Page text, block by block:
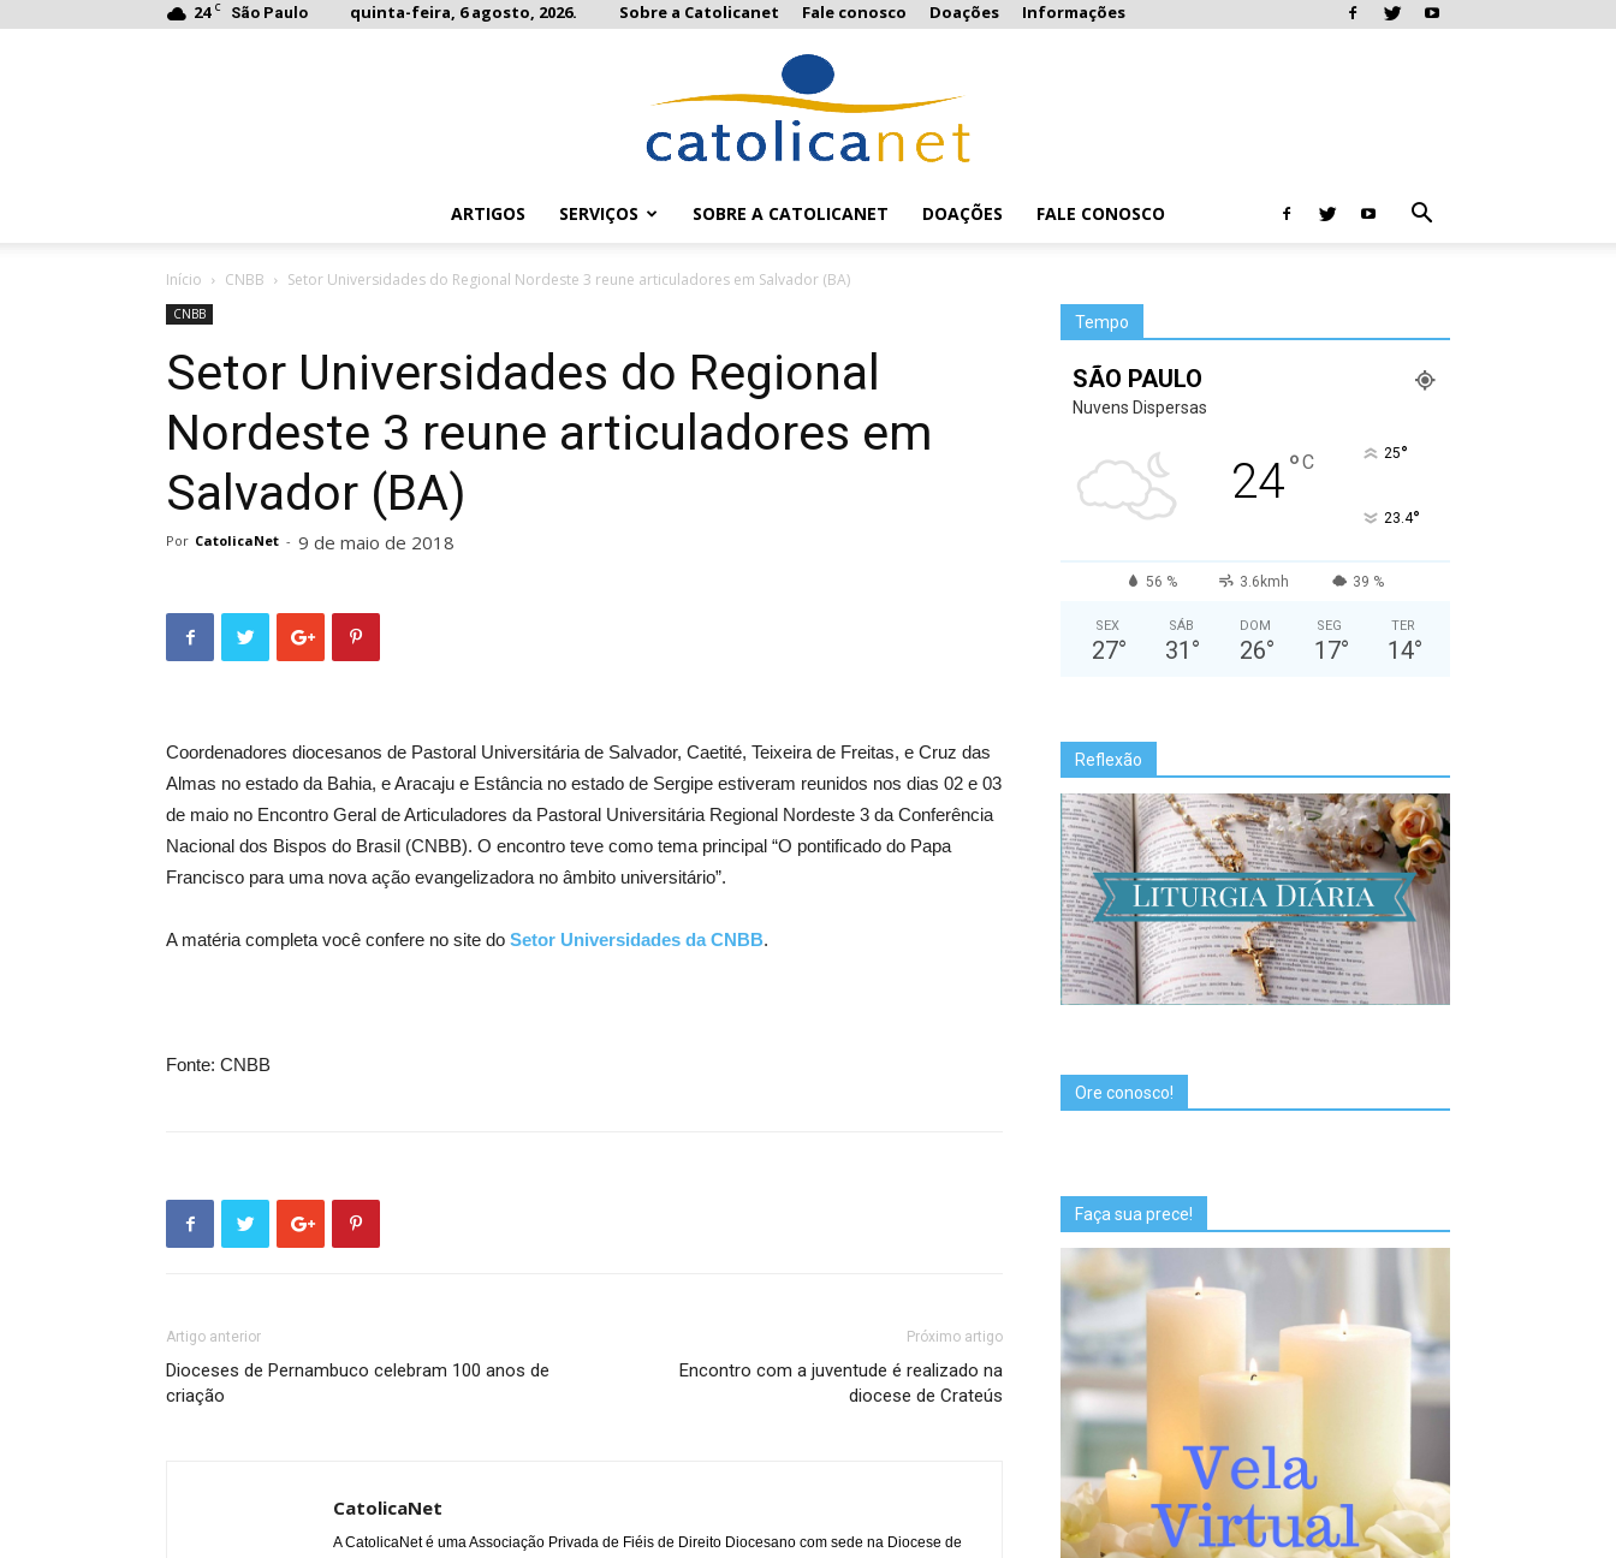
24 C São Paulo quinta-feira, 6 agosto, 2026. Sobre a Catolicanet Fale conosco Doações Informações
ARTIGOS SERVIÇOS SOBRE A CATOLICANET DOAÇÕES FALE CONOSCO
Início CNBB Setor Universidades do Regional Nordeste 3 reune articuladores em Salvador (BA)
CNBB
Setor Universidades do Regional
Nordeste 3 reune articuladores em
Salvador (BA)
Por CatolicaNet - 9 de maio de 2018
Coordenadores diocesanos de Pastoral Universitária de Salvador, Caetité, Teixeira de Freitas, e Cruz das
Almas no estado da Bahia, e Aracaju e Estância no estado de Sergipe estiveram reunidos nos dias 02 e 03
de maio no Encontro Geral de Articuladores da Pastoral Universitária Regional Nordeste 3 da Conferência
Nacional dos Bispos do Brasil (CNBB). O encontro teve como tema principal “O pontificado do Papa
Francisco para uma nova ação evangelizadora no âmbito universitário”.
A matéria completa você confere no site do Setor Universidades da CNBB.
Fonte: CNBB
Artigo anterior
Dioceses de Pernambuco celebram 100 anos de
criação
Próximo artigo
Encontro com a juventude é realizado na
diocese de Crateús
CatolicaNet
A CatolicaNet é uma Associação Privada de Fiéis de Direito Diocesano com sede na Diocese de
Tempo
SÃO PAULO
Nuvens Dispersas
24°C 25°
23.4°
56 % 3.6kmh 39 %
SEX
27°
SÁB
31 °
DOM
26°
SEG
17°
TER
14°
Reflexão
Ore conosco!
Faça sua prece!